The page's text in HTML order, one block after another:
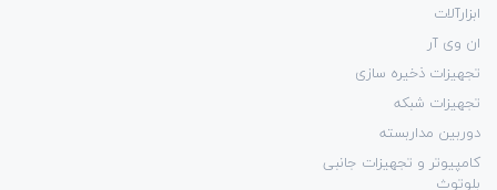
ابزارآلات
ان وی آر
تجهیزات ذخیره سازی
تجهیزات شبکه
دوربین مداربسته
کامپیوتر و تجهیزات جانبی
بلوتوث